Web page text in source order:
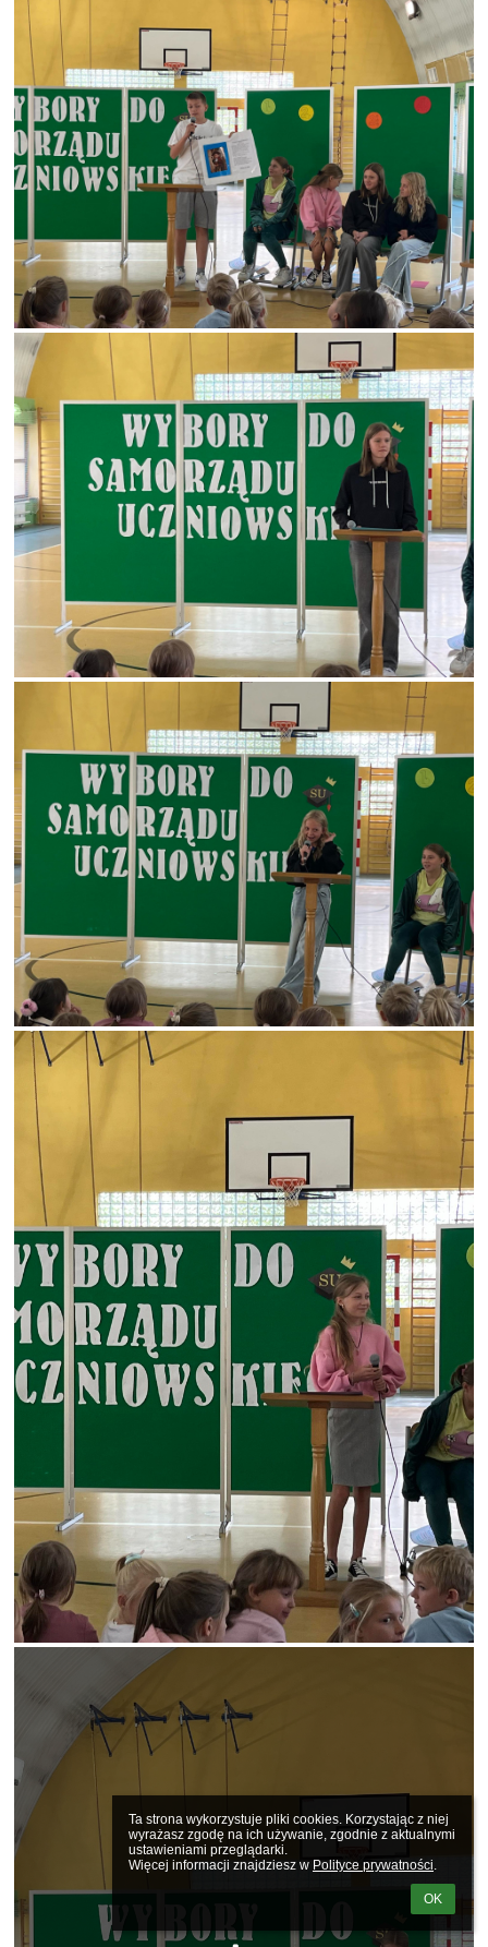
Ta strona wykorzystuje pliki cookies. Korzystając z niej
wyrażasz zgodę na ich używanie, zgodnie z aktualnymi
ustawieniami przeglądarki.
Więcej informacji znajdziesz w Polityce prywatności.
OK